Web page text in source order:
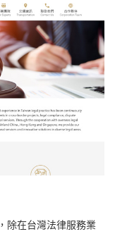
除在台灣法律服務業